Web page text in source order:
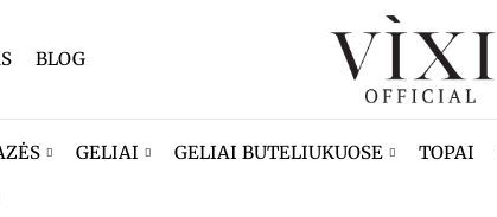
BLOG
GELIAI GELIAI BUTELIUKUOSE TOPAI